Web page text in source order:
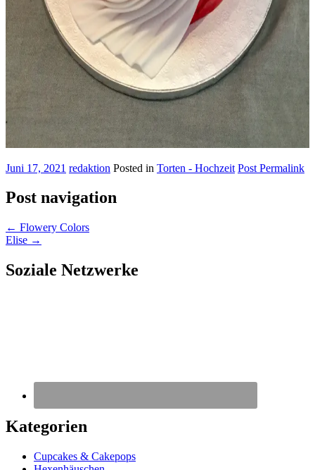
Juni 17, 2021 redaktion Posted in Torten - Hochzeit Post Permalink
Post navigation
← Flowery Colors
Elise →
Soziale Netzwerke
Kategorien
Cupcakes & Cakepops